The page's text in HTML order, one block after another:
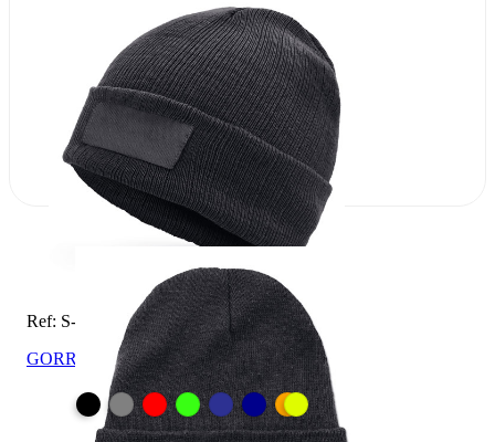
Ref: S-008-NE
GORRO "EASY PRINT"